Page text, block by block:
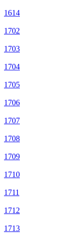
1614
1702
1703
1704
1705
1706
1707
1708
1709
1710
1711
1712
1713